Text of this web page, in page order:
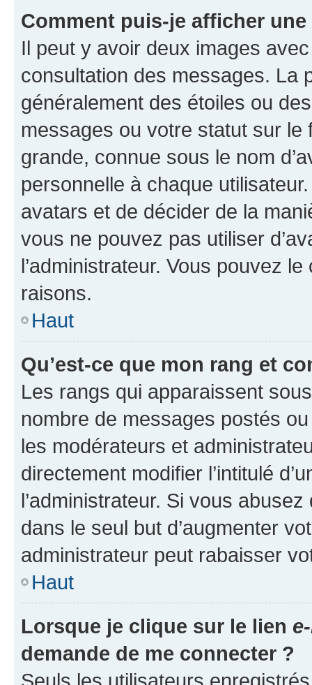
Comment puis-je afficher
Il peut y avoir deux images
consultation des messages. La
généralement des étoiles ou
messages ou votre statut sur
grande, connue sous le nom
personnelle à chaque utilisateur.
avatars et de décider de la
vous ne pouvez pas utiliser
l’administrateur. Vous pouvez
raisons.
Haut
Qu’est-ce que mon rang et
Les rangs qui apparaissent
nombre de messages postés
les modérateurs et
directement modifier l’intitulé
l’administrateur. Si vous
dans le seul but d’augmenter
administrateur peut rabaisser
Haut
Lorsque je clique sur le lien
demande de me connecter ?